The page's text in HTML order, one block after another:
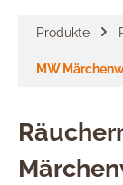
Produkte
MW